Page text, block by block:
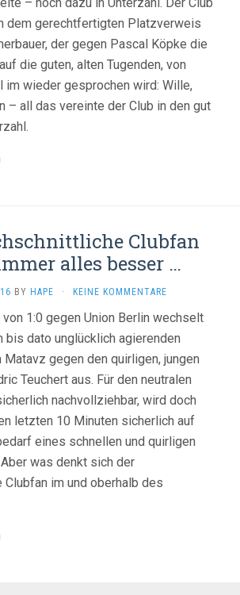
dem gerechtfertigten Platzverweis
der gegen Pascal Köpke die
die guten, alten Tugenden, von
im wieder gesprochen wird: Wille,
– all das vereinte der Club in den gut
Clubfan
alles besser …
BY HAPE · KEINE KOMMENTARE
1:0 gegen Union Berlin wechselt
bis dato unglücklich agierenden
gegen den quirligen, jungen
Teuchert aus. Für den neutralen
nachvollziehbar, wird doch
letzten 10 Minuten sicherlich auf
eines schnellen und quirligen
was denkt sich der
im und oberhalb des